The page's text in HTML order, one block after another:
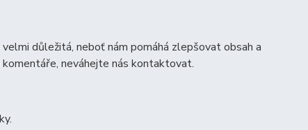
velmi důležitá, neboť nám pomáhá zlepšovat obsah a
neváhejte nás kontaktovat.